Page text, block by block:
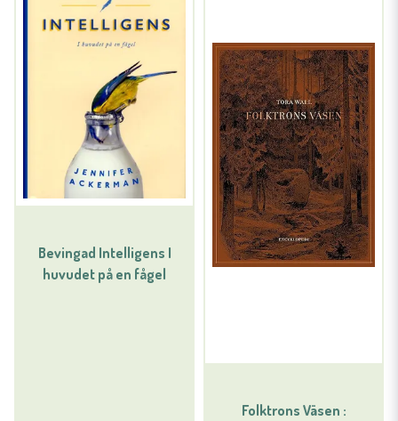
Bevingad Intelligens I
huvudet på en fågel
Folktrons Väsen :